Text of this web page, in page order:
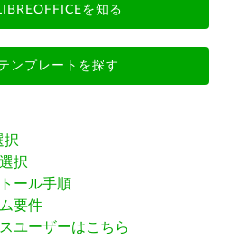
を知る
ンプレートを探す
択
択
ール手順
要件
ユーザーはこちら